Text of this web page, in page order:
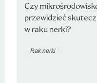
Czy
przewidzieć
w raku nerki?
Rak nerki